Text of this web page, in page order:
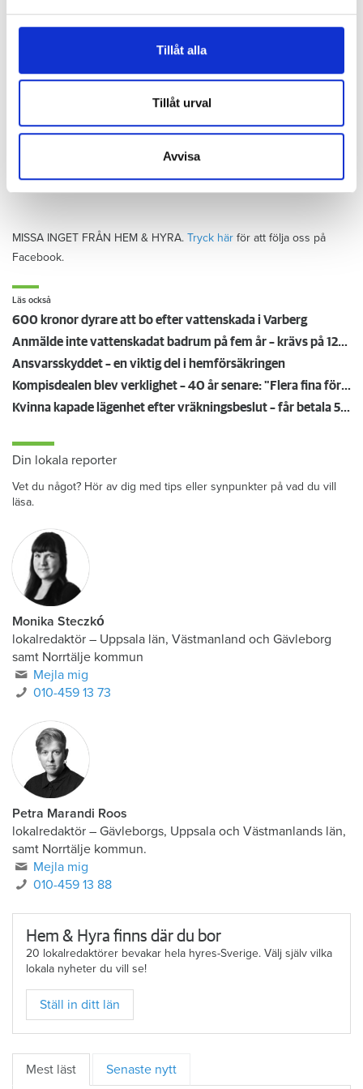
för sociala medier och analysera vår trafik. Vi
vidarebefordrar även sådana identifierare och annan
annons- och analysföretag som vi samarbetar med.
Dessa kan i sin tur kombinera informationen med annan
information som du har tillhandahållit eller som de har
samlat in när du har använt deras tjänster.
Tillåt alla
Tillåt urval
Avvisa
Anna Rytterbrant
Hem & Hyra, Örebro
MISSA INGET FRÅN HEM & HYRA. Tryck här för att följa oss på
Facebook.
Läs också
600 kronor dyrare att bo efter vattenskada i Varberg
Anmälde inte vattenskadat badrum på fem år – krävs på 125 000 kronor
Ansvarsskyddet – en viktig del i hemförsäkringen
Kompisdealen blev verklighet – 40 år senare: "Flera fina fördelar med att dela bostad"
Kvinna kapade lägenhet efter vräkningsbeslut – får betala 50 000
Din lokala reporter
Vet du något? Hör av dig med tips eller synpunkter på vad du vill
läsa.
Monika Steczkó
lokalredaktör – Uppsala län, Västmanland och Gävleborg
samt Norrtälje kommun
Mejla mig
010-459 13 73
Petra Marandi Roos
lokalredaktör – Gävleborgs, Uppsala och Västmanlands län,
samt Norrtälje kommun.
Mejla mig
010-459 13 88
Hem & Hyra finns där du bor
20 lokalredaktörer bevakar hela hyres-Sverige. Välj själv vilka
lokala nyheter du vill se!
Ställ in ditt län
Mest läst Senaste nytt